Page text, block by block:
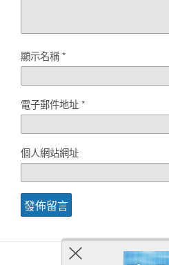
顯示名稱*
電子郵件地址*
個人網站網址